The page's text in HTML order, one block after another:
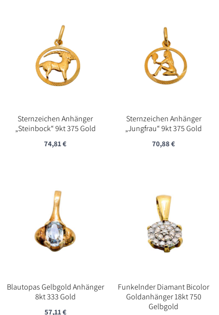
Sternzeichen Anhänger
„Steinbock“ 9kt 375 Gold
74,81€
Sternzeichen Anhänger
„Jungfrau“ 9kt 375 Gold
70,88€
Blautopas Gelbgold Anhänger
8kt 333 Gold
57,11€
Funkelnder Diamant Bicolor
Goldanhänger 18kt 750
Gelbgold